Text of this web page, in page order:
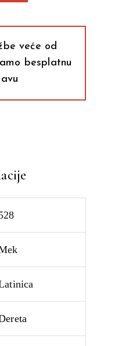
veće od
besplatnu